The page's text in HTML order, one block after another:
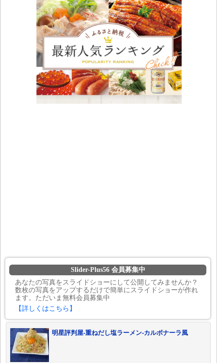
Slider-Plus56 会員募集中
あなたの写真をスライドショーにして公開してみませんか？
数枚の写真をアップするだけで簡単にスライドショーが作れ
ます。ただいま無料会員募集中
【詳しくはこちら】
明星評判屋-重ねだし塩ラーメン-カルボナーラ風